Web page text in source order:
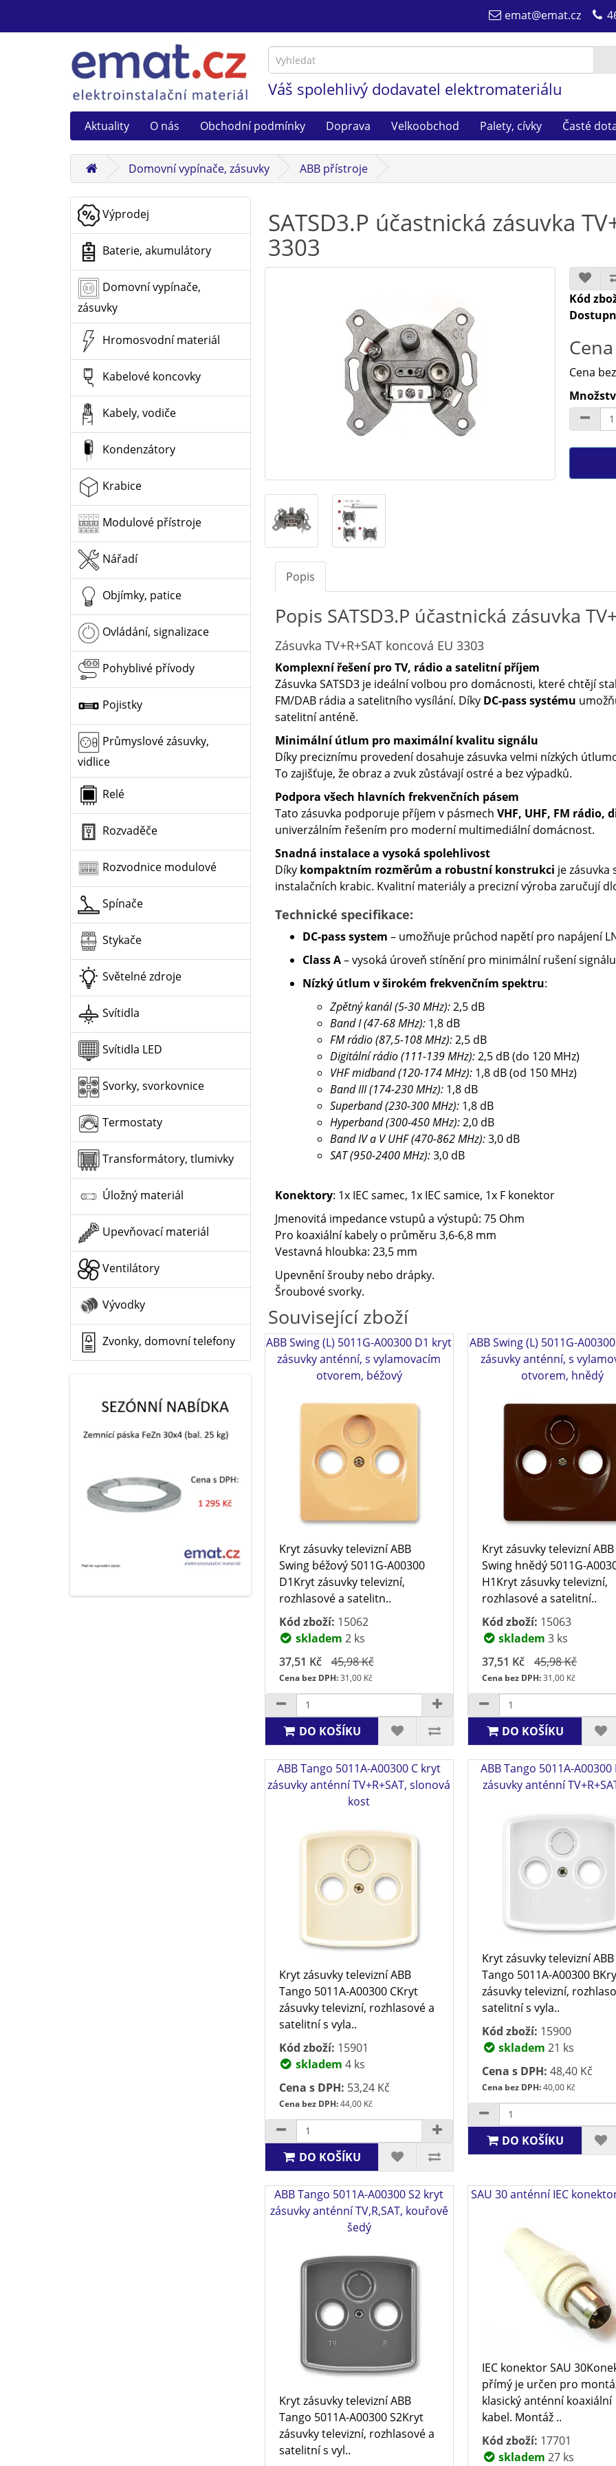
emat@emat.cz
Váš spolehlivý dodavatel elektromateriálu
Aktuality O nás Obchodní podmínky Doprava Velkoobchod Palety, cívky Časté
Domovní vypínače, zásuvky ABB přístroje
Výprodej
Baterie, akumulátory
Domovní vypínače,
zásuvky
Hromosvodní materiál
Kabelové koncovky
Kabely, vodiče
Kondenzátory
Krabice
Modulové přístroje
Nářadí
Objímky, patice
Ovládání, signalizace
Pohyblivé přívody
Pojistky
Průmyslové zásuvky,
vidlice
Relé
Rozvaděče
Rozvodnice modulové
Spínače
Stykače
Světelné zdroje
Svítidla
Svítidla LED
Svorky, svorkovnice
Termostaty
Transformátory, tlumivky
Úložný materiál
Upevňovací materiál
Ventilátory
Vývodky
Zvonky, domovní telefony
SATSD3.P účastnická zásuvka
3303
Kód
Cena
Popis
Popis SATSD3.P účastnická zásuvka
Zásuvka TV+R+SAT koncová EU 3303
Komplexní řešení pro TV, rádio a satelitní příjem
Zásuvka SATSD3 je ideální volbou pro domácnosti, které chtějí
FM/DAB rádia a satelitního vysílání. Díky DC-pass systému
satelitní anténě.
Minimální útlum pro maximální kvalitu signálu
Díky preciznímu provedení dosahuje zásuvka velmi nízkých
To zajišťuje, že obraz a zvuk zůstávají ostré a bez výpadků.
Podpora všech hlavních frekvenčních pásem
Tato zásuvka podporuje příjem v pásmech VHF, UHF, FM
univerzálním řešením pro moderní multimediální domácnost.
Snadná instalace a vysoká spolehlivost
Díky kompaktním rozměrům a robustní konstrukci je
instalačních krabic. Kvalitní materiály a precizní výroba zaručují
Technické specifikace:
DC-pass system – umožňuje průchod napětí pro napájení
Class A– vysoká úroveň stínění pro minimální rušení
Nízký útlum v širokém frekvenčním spektru:
Zpětný kanál (5-30 MHz):2,5 dB
Band I (47-68 MHz):1,8 dB
FM rádio (87,5-108 MHz):2,5 dB
Digitální rádio (111-139 MHz):2,5 dB (do 120 MHz)
VHF midband (120-174 MHz):1,8 dB (od 150 MHz)
Band III (174-230 MHz):1,8 dB
Superband (230-300 MHz):1,8 dB
Hyperband (300-450 MHz):2,0 dB
Band IV a V UHF (470-862 MHz):3,0 dB
SAT (950-2400 MHz):3,0 dB
Konektory: 1x IEC samec, 1x IEC samice, 1x F konektor
Jmenovitá impedance vstupů a výstupů: 75 Ohm
Pro koaxiální kabely o průměru 3,6-6,8 mm
Vestavná hloubka: 23,5 mm
Upevnění šrouby nebo drápky.
Šroubové svorky.
Související zboží
ABB Swing (L) 5011G-A00300 D1 kryt
zásuvky anténní, s vylamovacím
otvorem, béžový
Kryt zásuvky televizní ABB
Swing béžový 5011G-A00300
D1Kryt zásuvky televizní,
rozhlasové a satelitn..
Kód zboží: 15062
skladem 2 ks
37,51 Kč
45,98 Kč
Cena bez DPH:31,00 Kč
DO KOŠÍKU
ABB Swing (L) 5011G-
zásuvky anténní, s
otvorem, hnědý
Kryt zásuvky televizní ABB
Swing hnědý 5011G-
H1Kryt zásuvky televizní,
rozhlasové a satelitní..
Kód zboží: 15063
skladem 3 ks
37,51 Kč
45,98 Kč
Cena bez DPH:31,00 Kč
DO KOŠÍKU
ABB Tango 5011A-A00300 C kryt
zásuvky anténní TV+R+SAT, slonová
kost
Kryt zásuvky televizní ABB
Tango 5011A-A00300 CKryt
zásuvky televizní, rozhlasové a
satelitní s vyla..
Kód zboží: 15901
skladem 4 ks
Cena s DPH: 53,24 Kč
Cena bez DPH:44,00 Kč
DO KOŠÍKU
ABB Tango 5011A-
zásuvky anténní
Kryt zásuvky televizní ABB
Tango 5011A-A00300
zásuvky televizní,
satelitní s vyla..
Kód zboží: 15900
skladem 21 ks
Cena s DPH: 48,40 Kč
Cena bez DPH:40,00 Kč
DO KOŠÍKU
ABB Tango 5011A-A00300 S2 kryt
zásuvky anténní TV,R,SAT, kouřově
šedý
Kryt zásuvky televizní ABB
Tango 5011A-A00300 S2Kryt
zásuvky televizní, rozhlasové a
satelitní s vyl..
SAU 30 anténní IEC
IEC konektor SAU
přímý je určen pro
klasický anténní koaxiální
kabel. Montáž ..
Kód zboží: 17701
skladem 27 ks